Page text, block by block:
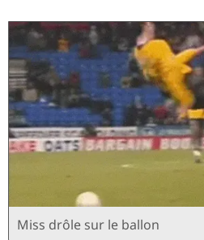
Miss drôle sur le ballon